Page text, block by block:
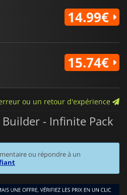
14.99€
15.74€
ou un retour d'expérience
- Infinite Pack
ou répondre à un